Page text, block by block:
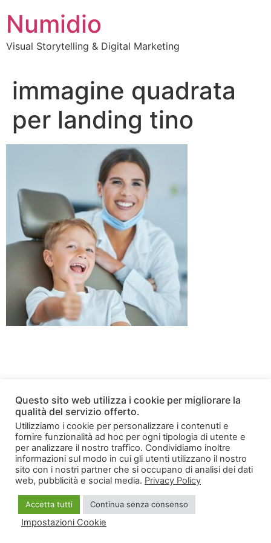
contenuto
Numidio
Visual Storytelling & Digital Marketing
immagine quadrata
per landing tino
Questo sito web utilizza i cookie per migliorare la
qualità del servizio offerto.
Utilizziamo i cookie per personalizzare i contenuti e
fornire funzionalità ad hoc per ogni tipologia di utente e
per analizzare il nostro traffico. Condividiamo inoltre
informazioni sul modo in cui gli utenti utilizzano il nostro
sito con i nostri partner che si occupano di analisi dei dati
web, pubblicità e social media. Privacy Policy
Accetta tutti Continua senza consenso
Impostazioni Cookie